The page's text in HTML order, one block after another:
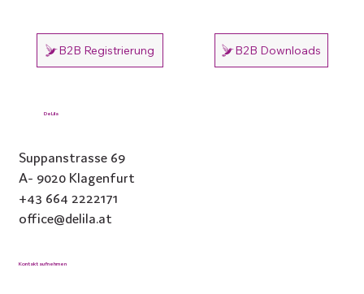
B2B Registrierung B2B Downloads
DeLila
Suppanstrasse 69
A- 9020 Klagenfurt
+43 664 2222171
office@delila.at
Kontakt aufnehmen